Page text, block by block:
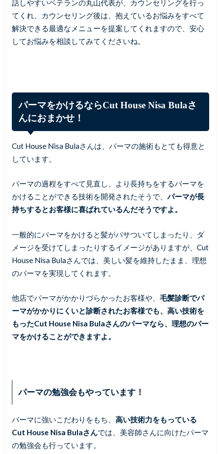
話しやすいベテランの丸山代表が、カウンセリングを行っ
てくれ、カウンセリング後は、抱えているお悩みをすべて
解決できる最適なメニューを提案してくれますので、安心
してお悩みを相談してみてくださいね。
パーマをかけるならCut House Nisa Bulaさ
んにおまかせ！
Cut House Nisa Bulaさんは、パーマの施術もとても得意と
しています。
パーマの過程をすべて見直し、より長持ちをするパーマを
かけることができる技術を開発されたそうで、パーマが長
持ちするとお客様に喜ばれているんだそうですよ。
一般的にパーマをかけると髪がパサついてしまったり、ダ
メージを受けてしまったりするイメージがありますが、Cut
House Nisa Bulaさんでは、美しい髪を維持したまま、理想
のパーマを実現してくれます。
他店でパーマがかかりづらかったお客様や、 毛髪診断でパ
ーマがかかりにくいと診断されたお客様でも、高い技術を
もったCut House Nisa Bulaさんのパーマなら、理想のパー
マをかけることができますよ。
パーマの勉強会もやっています！
パーマに強いこだわりをもち、 高い技術力をもっている
Cut House Nisa Bulaさんでは、美容師さんに向けたパーマ
の勉強会も行っています。